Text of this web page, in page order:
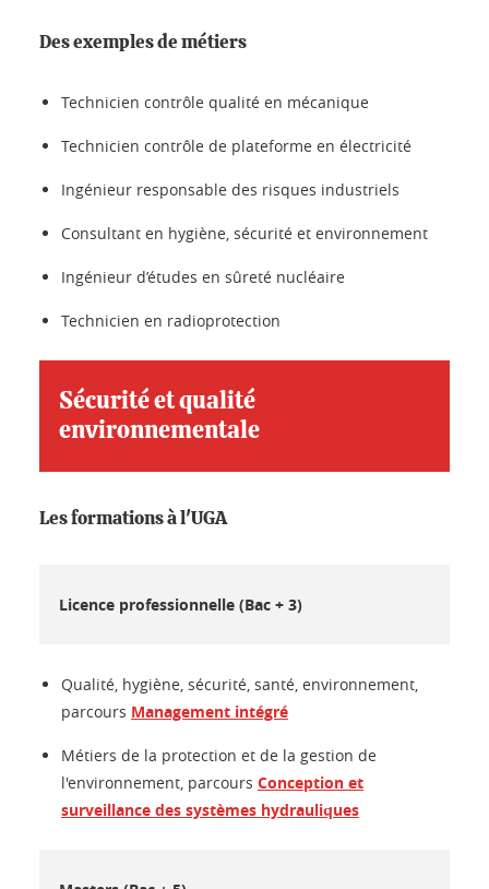
Des exemples de métiers
Technicien contrôle qualité en mécanique
Technicien contrôle de plateforme en électricité
Ingénieur responsable des risques industriels
Consultant en hygiène, sécurité et environnement
Ingénieur d’études en sûreté nucléaire
Technicien en radioprotection
Sécurité et qualité
environnementale
Les formations à l'UGA
Licence professionnelle (Bac + 3)
Qualité, hygiène, sécurité, santé, environnement,
parcours Management intégré
Métiers de la protection et de la gestion de
l'environnement, parcours Conception et
surveillance des systèmes hydrauliques